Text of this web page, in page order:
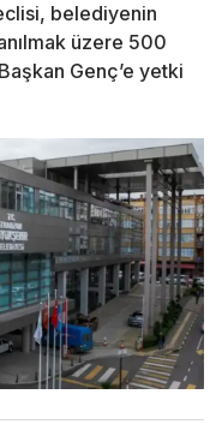
belediyenin
üzere 500
Genç’e yetki